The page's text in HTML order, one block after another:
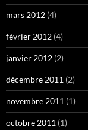
mars 2012 (4)
février 2012 (4)
janvier 2012 (2)
décembre 2011 (2)
novembre 2011 (1)
octobre 2011 (1)